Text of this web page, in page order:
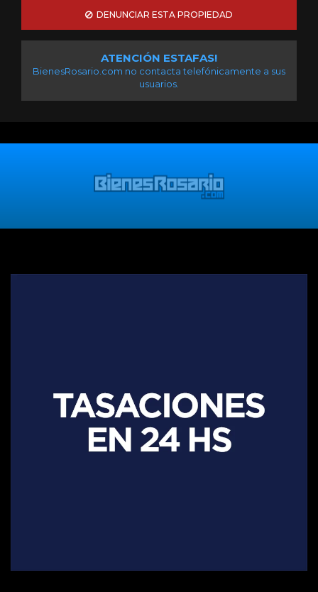
DENUNCIAR ESTA PROPIEDAD
ATENCIÓN ESTAFAS!
BienesRosario.com no contacta telefónicamente a sus
usuarios.